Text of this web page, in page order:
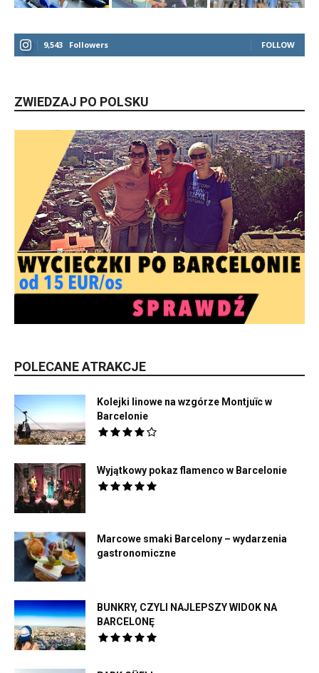
9,543 Followers FOLLOW
ZWIEDZAJ PO POLSKU
POLECANE ATRAKCJE
Kolejki linowe na wzgórze Montjuïc w
Barcelonie
Wyjątkowy pokaz flamenco w Barcelonie
Marcowe smaki Barcelony – wydarzenia
gastronomiczne
BUNKRY, CZYLI NAJLEPSZY WIDOK NA
BARCELONĘ